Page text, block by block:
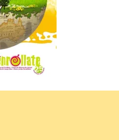
para
del
de
un visor web